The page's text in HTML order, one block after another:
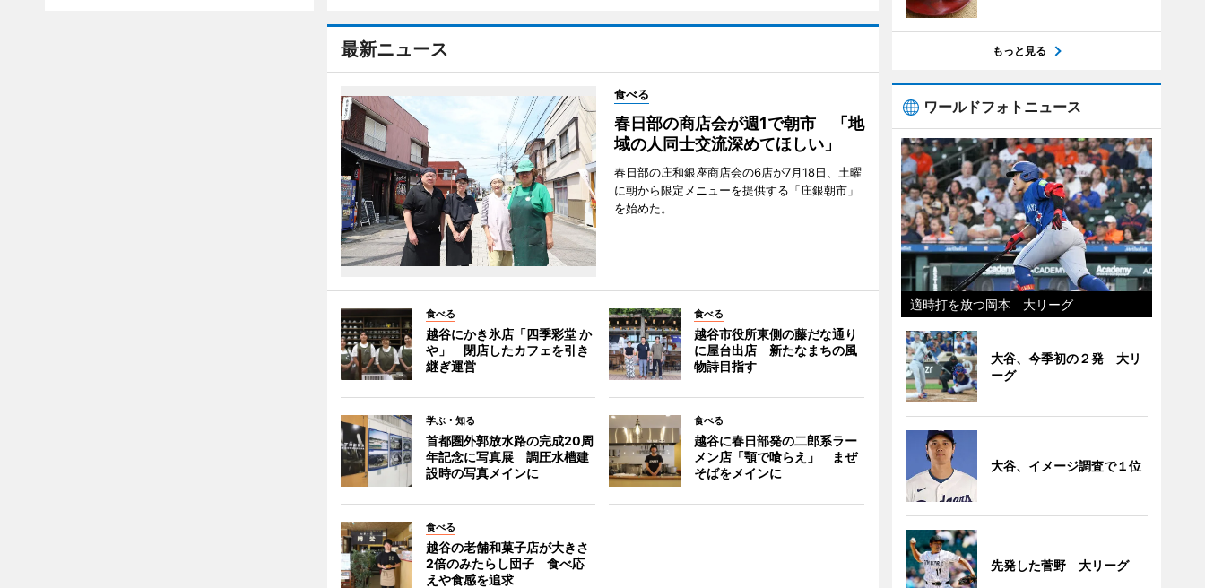
最新ニュース
食べる
春日部の商店会が週1で朝市 「地
域の人同士交流深めてほしい」
春日部の庄和銀座商店会の6店が7月18日、土曜
に朝から限定メニューを提供する「庄銀朝市」
を始めた。
食べる
越谷にかき氷店「四季彩堂 か
や」 閉店したカフェを引き
継ぎ運営
食べる
越谷市役所東側の藤だな通り
に屋台出店 新たなまちの風
物詩目指す
学ぶ・知る
首都圏外郭放水路の完成20周
年記念に写真展 調圧水槽建
設時の写真メインに
食べる
越谷に春日部発の二郎系ラー
メン店「顎で喰らえ」 まぜ
そばをメインに
食べる
越谷の老舗和菓子店が大きさ
2倍のみたらし団子 食べ応
えや食感を追求
もっと見る
ワールドフォトニュース
適時打を放つ岡本 大リーグ
大谷、今季初の２発 大リ
ーグ
大谷、イメージ調査で１位
先発した菅野 大リーグ